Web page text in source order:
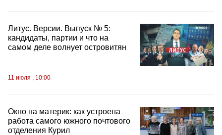
Литус. Версии. Выпуск № 5:
кандидаты, партии и что на
самом деле волнует островитян
11 июля , 10:00
Окно на материк: как устроена
работа самого южного почтового
отделения Курил